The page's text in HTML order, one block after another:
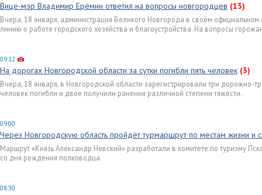
Вице-мэр Владимир Ерёмин ответил на вопросы новгородцев (13)
Вчера, 18 января, администрация Великого Новгорода в своём
линию о работе городского хозяйства и благоустройства. На вопросы
09:12
На дорогах Новгородской области за сутки погибли пять человек (3)
Вчера, 18 января, в Новгородской области зарегистрировали три дорожно-
человек погибли и двое получили ранения различной степени тяжести.
09:00
Через Новгородскую область пройдёт турмаршрут по местам жизни и
Маршрут «Князь Александр Невский» разработали в комитете по туризму
со дня рождения полководца.
08:30